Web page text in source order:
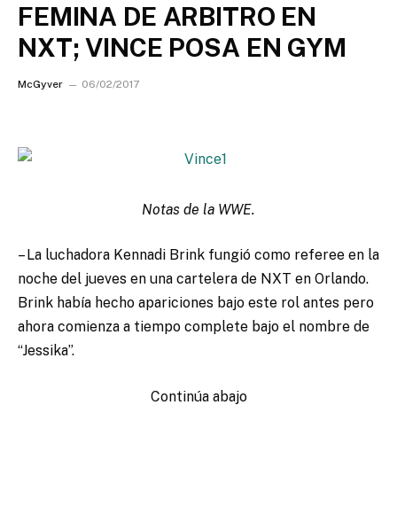
FEMINA DE ARBITRO EN
NXT; VINCE POSA EN GYM
McGyver 06/02/2017
Notas de la WWE.
– La luchadora Kennadi Brink fungió como referee en la
noche del jueves en una cartelera de NXT en Orlando.
Brink había hecho apariciones bajo este rol antes pero
ahora comienza a tiempo complete bajo el nombre de
“Jessika”.
Continúa abajo